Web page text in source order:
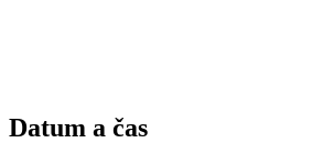
Datum a čas